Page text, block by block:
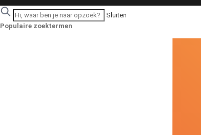
Sluiten
Populaire zoektermen